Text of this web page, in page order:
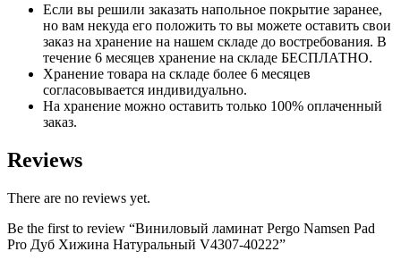
Если вы решили заказать напольное покрытие заранее,
но вам некуда его положить то вы можете оставить свои
заказ на хранение на нашем складе до востребования. В
течение 6 месяцев хранение на складе БЕСПЛАТНО.
Хранение товара на складе более 6 месяцев
согласовывается индивидуально.
На хранение можно оставить только 100% оплаченный
заказ.
Reviews
There are no reviews yet.
Be the first to review “Виниловый ламинат Pergo Namsen Pad
Pro Дуб Хижина Натуральный V4307-40222”